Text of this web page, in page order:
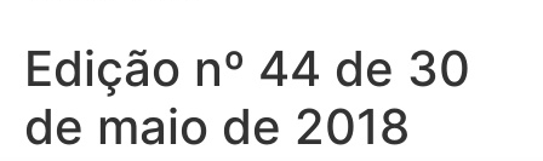
Edição nº 44 de 30
de maio de 2018